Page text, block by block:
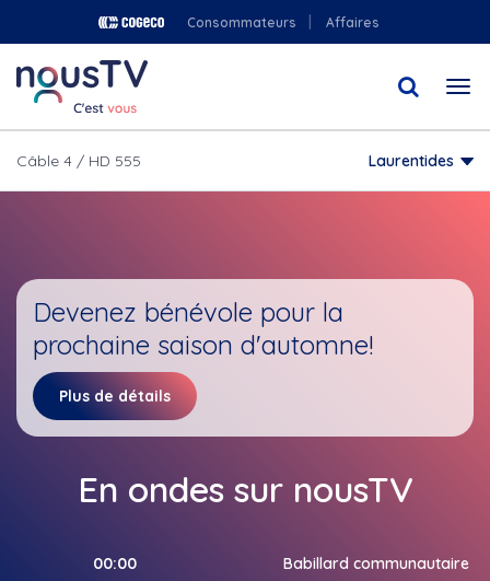
au
contenu
principal
Consommateurs Affaires
Câble 4 / HD 555 Laurentides
Devenez bénévole pour la
prochaine saison d'automne!
Plus de détails
En ondes sur nousTV
00:00 Babillard communautaire